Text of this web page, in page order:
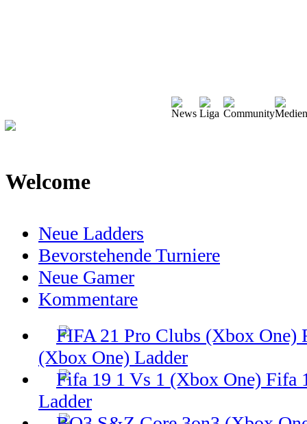
Welcome
Neue Ladders
Bevorstehende Turniere
Neue Gamer
Kommentare
(Xbox One) Ladder
Fifa
Ladder